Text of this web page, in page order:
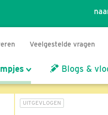
Veelgestelde vragen
Blogs &
UITGEVLOGEN